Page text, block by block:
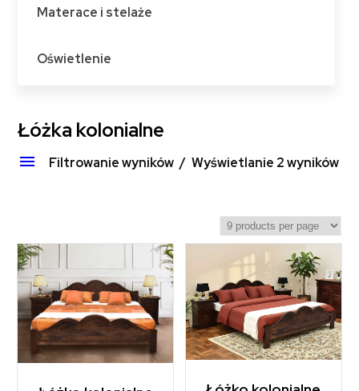
Materace i stelaże
Oświetlenie
Łóżka kolonialne
Filtrowanie wyników Wyświetlanie 2 wyników